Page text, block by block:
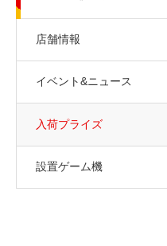
店舗情報
イベント&ニュース
入荷プライズ
設置ゲーム機